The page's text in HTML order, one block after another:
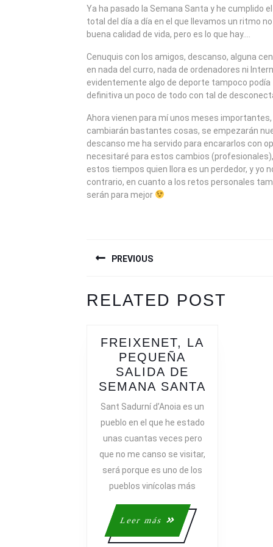
2009
Ya ha pasado la Semana Santa y he cumplido
total del día a día en el que llevamos un ritmo
buena calidad de vida, pero es lo que hay….
Cenuquis con los amigos, descanso, alguna
en nada del curro, nada de ordenadores ni
evidentemente algo de deporte tampoco
definitiva un poco de todo con tal de
Ahora vienen para mí unos meses
cambiarán bastantes cosas, se empezarán
descanso me ha servido para encararlos con
necesitaré para estos cambios
estos tiempos quien llora es un perdedor, y yo
contrario, en cuanto a los retos personales
serán para mejor
DE
ENTRADAS
PREVIOUS
post:
RELATED POST
FREIXENET, LA
PEQUEÑA
SALIDA DE
SEMANA SANTA
Sant Sadurní d’Anoia es un
pueblo en el que he estado
unas cuantas veces pero
que no me canso se visitar,
será porque es uno de los
pueblos vinícolas más
Leer más
Leer
más